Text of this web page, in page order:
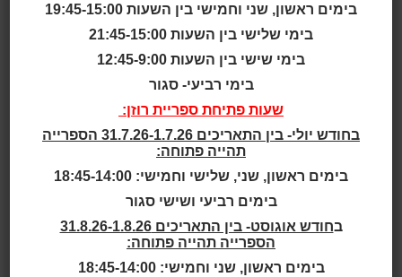
שרה / מאיה
אנג'לו
אחד הפלאים שספרות מסוגלת ליצור הוא חיבור רגשי
בן המאה ה-21 (אני), להזדהות עם אישה שחורה שנולדה
אל דמדומי העבדות בארצות הברית, בימים שהשחורים
עדיין נרדפו. מאיה אנג'לו, שנפטרה לפני שנה, היתה אחת
בימים ראשון, שני וחמישי בין השעות 19:45-15:00
בימי שלישי בין השעות 21:45-15:00
בימי שישי בין השעות 12:45-9:00
בימי רביעי- סגור
שעות פתיחת ספריית רוזן:
בחודש יולי- בין התאריכים 31.7.26-1.7.26 הספרייה
תהייה פתוחה:
בימים ראשון, שני, שלישי וחמישי: 18:45-14:00
בימים רביעי ושישי סגור
ב
חודש אוגוסט- בין התאריכים 31.8.26-1.8.26
הספרייה תהייה פתוחה:
בימים ראשון, שני וחמישי: 18:45-14:00